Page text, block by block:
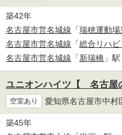
築42年
名古屋市営名城線 「瑞穂運動場
名古屋市営名城線 「総合リハ
名古屋市営名城線 「新瑞橋 」駅
ユニオンハイツ【 名古屋
空室あり 愛知県名古屋市中村
築45年